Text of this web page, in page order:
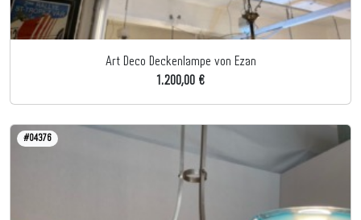
Art Deco Deckenlampe von Ezan
1.200,00 €
#04376